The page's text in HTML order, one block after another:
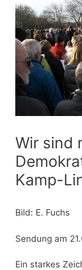
Wir sind
Kamp-
Bild: E. Fuchs
Sendung am
Ein starkes